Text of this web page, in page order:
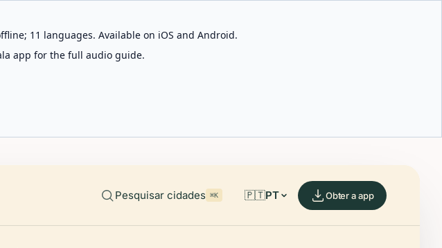
11 languages. Available on iOS and Android.
app for the full audio guide.
Pesquisar cidades ⌘K 🇵🇹PT Obter a app